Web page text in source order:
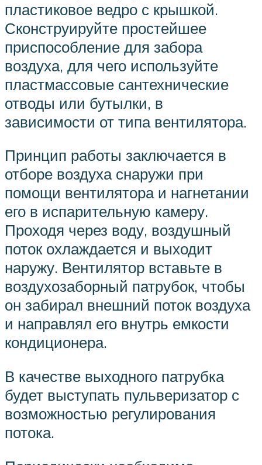
пластиковое ведро с крышкой.
Сконструируйте простейшее
приспособление для забора
воздуха, для чего используйте
пластмассовые сантехнические
отводы или бутылки, в
зависимости от типа вентилятора.
Принцип работы заключается в
отборе воздуха снаружи при
помощи вентилятора и нагнетании
его в испарительную камеру.
Проходя через воду, воздушный
поток охлаждается и выходит
наружу. Вентилятор вставьте в
воздухозаборный патрубок, чтобы
он забирал внешний поток воздуха
и направлял его внутрь емкости
кондиционера.
В качестве выходного патрубка
будет выступать пульверизатор с
возможностью регулирования
потока.